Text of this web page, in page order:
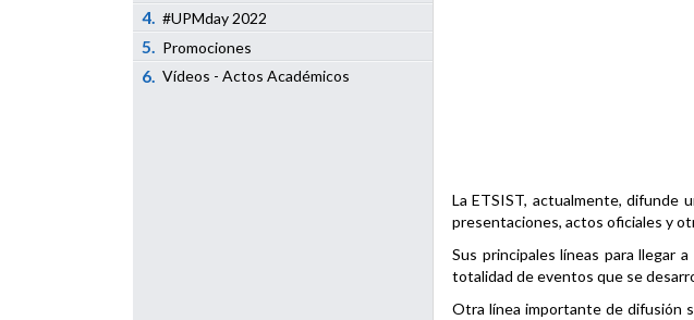
4. #UPMday 2022
5. Promociones
6. Vídeos - Actos Académicos
La ETSIST, actualmente, difunde
presentaciones, actos oficiales y
Sus principales líneas para llegar
totalidad de eventos que se
Otra línea importante de difusión